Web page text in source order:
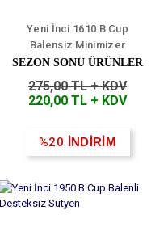
Yeni İnci 1610 B Cup
Balensiz Minimizer
Toparlayıcı Sütyen
SEZON SONU ÜRÜNLER
275,00 TL + KDV
220,00 TL + KDV
%20 İNDİRİM